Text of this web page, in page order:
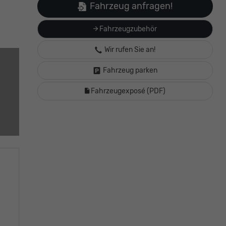
Fahrzeugzubehör
Fahrzeug anfragen!
Wir rufen Sie an!
Fahrzeug parken
Fahrzeugexposé (PDF)